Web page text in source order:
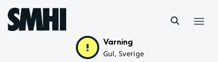
Hoppa till sidans innehåll
Varning
Gul, Sverige